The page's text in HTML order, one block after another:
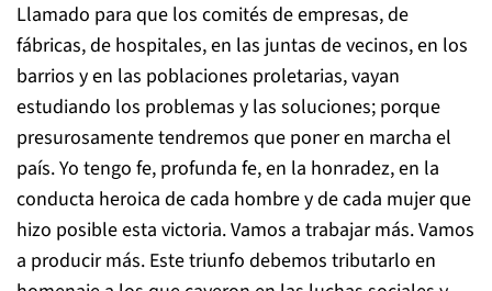
Llamado para que los comités de empresas, de
fábricas, de hospitales, en las juntas de vecinos, en los
barrios y en las poblaciones proletarias, vayan
estudiando los problemas y las soluciones; porque
presurosamente tendremos que poner en marcha el
país. Yo tengo fe, profunda fe, en la honradez, en la
conducta heroica de cada hombre y de cada mujer que
hizo posible esta victoria. Vamos a trabajar más. Vamos
a producir más. Este triunfo debemos tributarlo en